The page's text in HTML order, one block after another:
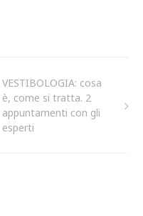
VESTIBOLOGIA: cosa
è, come si tratta. 2
appuntamenti con gli
esperti